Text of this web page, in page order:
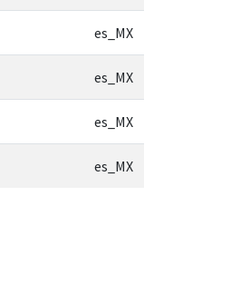
es_MX
es_MX
es_MX
es_MX